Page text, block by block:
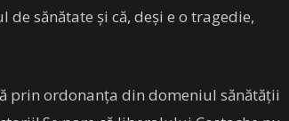
sănătate și că, deși e o tragedie,
prin ordonanța din domeniul sănătății